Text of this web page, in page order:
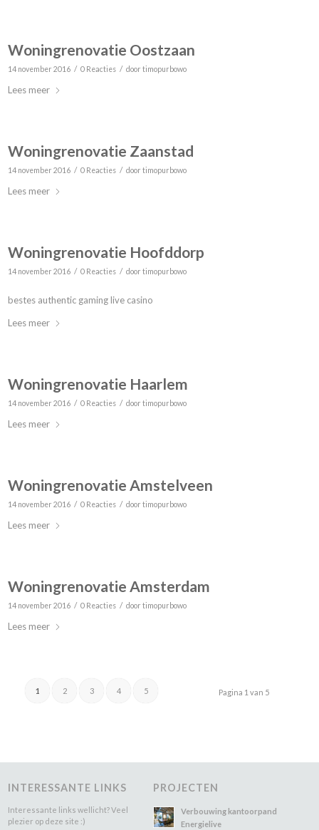
Woningrenovatie Oostzaan
14 november 2016 / 0 Reacties / doortimopurbowo
Lees meer
Woningrenovatie Zaanstad
14 november 2016 / 0 Reacties / doortimopurbowo
Lees meer
Woningrenovatie Hoofddorp
14 november 2016 / 0 Reacties / doortimopurbowo
bestes authentic gaming live casino
Lees meer
Woningrenovatie Haarlem
14 november 2016 / 0 Reacties / doortimopurbowo
Lees meer
Woningrenovatie Amstelveen
14 november 2016 / 0 Reacties / doortimopurbowo
Lees meer
Woningrenovatie Amsterdam
14 november 2016 / 0 Reacties / doortimopurbowo
Lees meer
Pagina 1 van 5
1 2 3 4 5
INTERESSANTE LINKS
Interessante links wellicht? Veel
plezier op deze site :)
PROJECTEN
Verbouwing kantoorpand
Energielive